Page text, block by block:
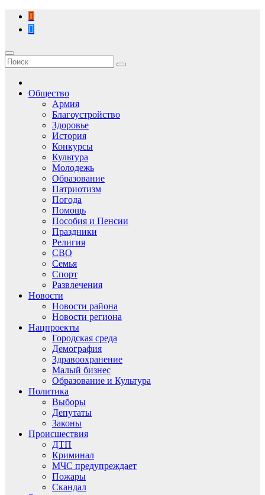
Перейти
содержимому
Общество
Армия
Благоустройство
Здоровье
История
Конкурсы
Культура
Молодежь
Образование
Патриотизм
Погода
Помощь
Пособия и Пенсии
Праздники
Религия
СВО
Семья
Спорт
Развлечения
Новости
Новости района
Новости региона
Нацпроекты
Городская среда
Демография
Здравоохранение
Малый бизнес
Образование и Культура
Политика
Выборы
Депутаты
Законы
Происшествия
ДТП
Криминал
МЧС предупреждает
Пожары
Скандал